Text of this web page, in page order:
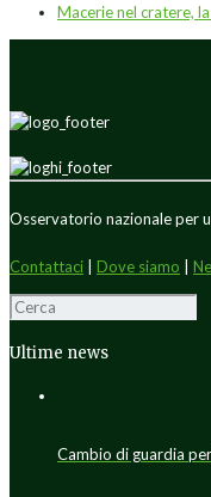
Macerie nel cratere,
Osservatorio nazionale per
Contattaci Dove siamo
Ultime news
Cambio di guardia